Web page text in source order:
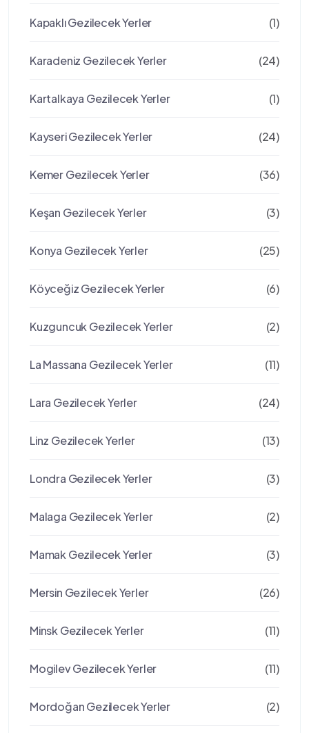
Kapaklı Gezilecek Yerler (1)
Karadeniz Gezilecek Yerler (24)
Kartalkaya Gezilecek Yerler (1)
Kayseri Gezilecek Yerler (24)
Kemer Gezilecek Yerler (36)
Keşan Gezilecek Yerler (3)
Konya Gezilecek Yerler (25)
Köyceğiz Gezilecek Yerler (6)
Kuzguncuk Gezilecek Yerler (2)
La Massana Gezilecek Yerler (11)
Lara Gezilecek Yerler (24)
Linz Gezilecek Yerler (13)
Londra Gezilecek Yerler (3)
Malaga Gezilecek Yerler (2)
Mamak Gezilecek Yerler (3)
Mersin Gezilecek Yerler (26)
Minsk Gezilecek Yerler (11)
Mogilev Gezilecek Yerler (11)
Mordoğan Gezilecek Yerler (2)